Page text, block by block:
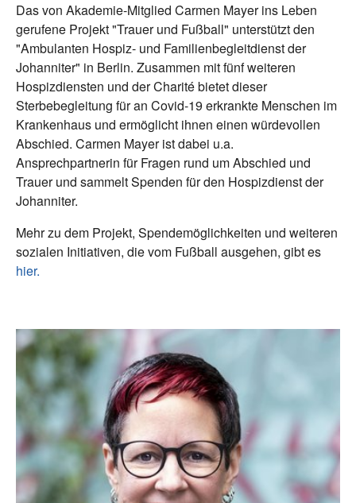
Das von Akademie-Mitglied Carmen Mayer ins Leben
gerufene Projekt "Trauer und Fußball" unterstützt den
"Ambulanten Hospiz- und Familienbegleitdienst der
Johanniter" in Berlin. Zusammen mit fünf weiteren
Hospizdiensten und der Charité bietet dieser
Sterbebegleitung für an Covid-19 erkrankte Menschen im
Krankenhaus und ermöglicht ihnen einen würdevollen
Abschied. Carmen Mayer ist dabei u.a.
Ansprechpartnerin für Fragen rund um Abschied und
Trauer und sammelt Spenden für den Hospizdienst der
Johanniter.
Mehr zu dem Projekt, Spendemöglichkeiten und weiteren
sozialen Initiativen, die vom Fußball ausgehen, gibt es
hier.